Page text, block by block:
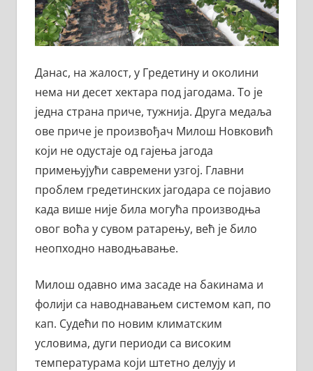
Данас, на жалост, у Гредетину и околини
нема ни десет хектара под јагодама. То је
једна страна приче, тужнија. Друга медаља
ове приче је произвођач Милош Новковић
који не одустаје од гајења јагода
примењујући савремени узгој. Главни
проблем гредетинских јагодара се појавио
када више није била могућа производња
овог воћа у сувом ратарењу, већ је било
неопходно наводњавање.
Милош одавно има засаде на бакинама и
фолији са наводнавањем системом кап, по
кап. Судећи по новим климатским
условима, дуги периоди са високим
температурама који штетно делују и